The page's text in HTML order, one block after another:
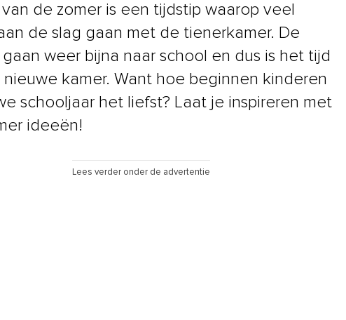
de zomer is een tijdstip waarop veel
de slag gaan met de tienerkamer. De
weer bijna naar school en dus is het tijd
kamer. Want hoe beginnen kinderen
schooljaar het liefst? Laat je inspireren met
ideeën!
Lees verder onder de advertentie